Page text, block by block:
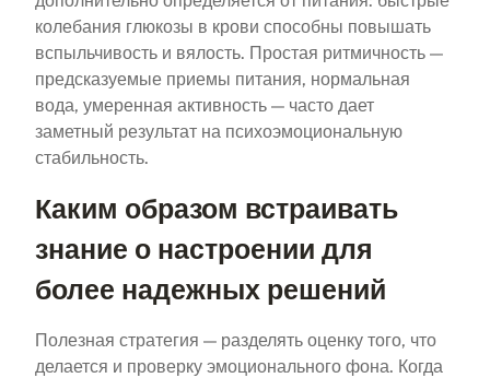
колебания глюкозы в крови способны повышать
вспыльчивость и вялость. Простая ритмичность —
предсказуемые приемы питания, нормальная
вода, умеренная активность — часто дает
заметный результат на психоэмоциональную
стабильность.
Каким образом встраивать
знание о настроении для
более надежных решений
Полезная стратегия — разделять оценку того, что
делается и проверку эмоционального фона. Когда